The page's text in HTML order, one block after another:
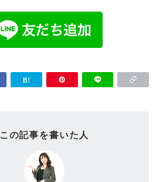
この記事を書いた人